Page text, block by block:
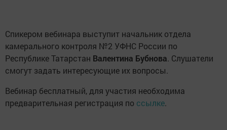
Спикером вебинара выступит начальник отдела
камерального контроля №2 УФНС России по
Республике Татарстан Валентина Бубнова. Слушатели
смогут задать интересующие их вопросы.
Вебинар бесплатный, для участия необходима
предварительная регистрация по ссылке.